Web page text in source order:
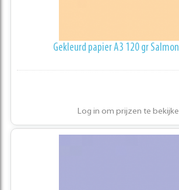
Gekleurd papier A3 120 gr
Log in om prijzen te